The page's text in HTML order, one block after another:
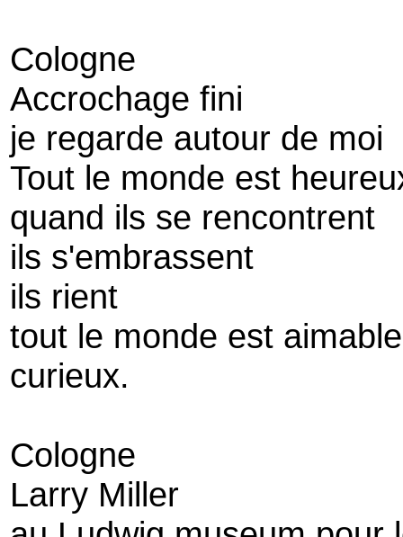
Cologne
Accrochage fini
je regarde autour de moi
Tout le monde est
quand ils se rencontrent
ils s'embrassent
ils rient
tout le monde est
curieux.
Cologne
Larry Miller